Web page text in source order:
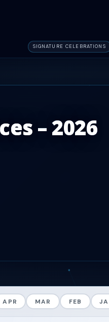
SIGNATURE CELEBRATIONS
– 2026
APR MAR FEB